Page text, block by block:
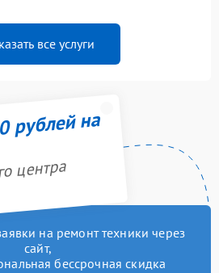
все услуги
рублей на
центра
на ремонт техники через
сайт,
бессрочная скидка